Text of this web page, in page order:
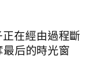
在經由過程斷
后的時光窗